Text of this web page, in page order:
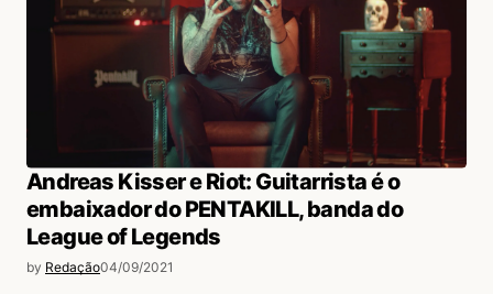
Andreas Kisser e Riot: Guitarrista é o
embaixador do PENTAKILL, banda do
League of Legends
by Redação04/09/2021